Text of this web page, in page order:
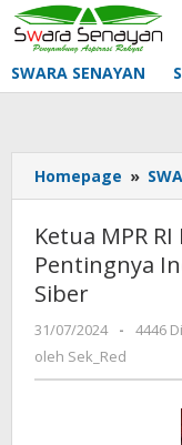
Lewati
ke
konten
SWARA SENAYAN
Homepage »
Ketua MPR
Pentingnya
Siber
31/07/2024
oleh
Sek_Red
-
4446
oleh Sek_Red